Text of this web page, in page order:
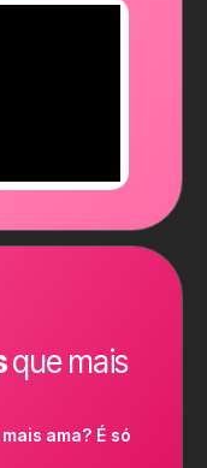
que mais
ama? É só